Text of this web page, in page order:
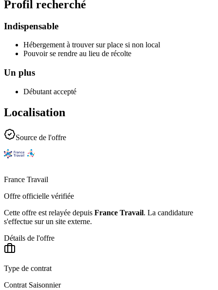
Profil recherché
Indispensable
Hébergement à trouver sur place si non local
Pouvoir se rendre au lieu de récolte
Un plus
Débutant accepté
Localisation
Source de l'offre
France Travail
Offre officielle vérifiée
Cette offre est relayée depuis France Travail. La candidature
s'effectue sur un site externe.
Détails de l'offre
Type de contrat
Contrat Saisonnier